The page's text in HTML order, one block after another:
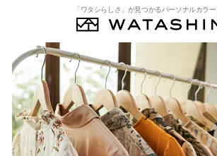
「ワタシらしさ」が見つかるパーソナルカラ